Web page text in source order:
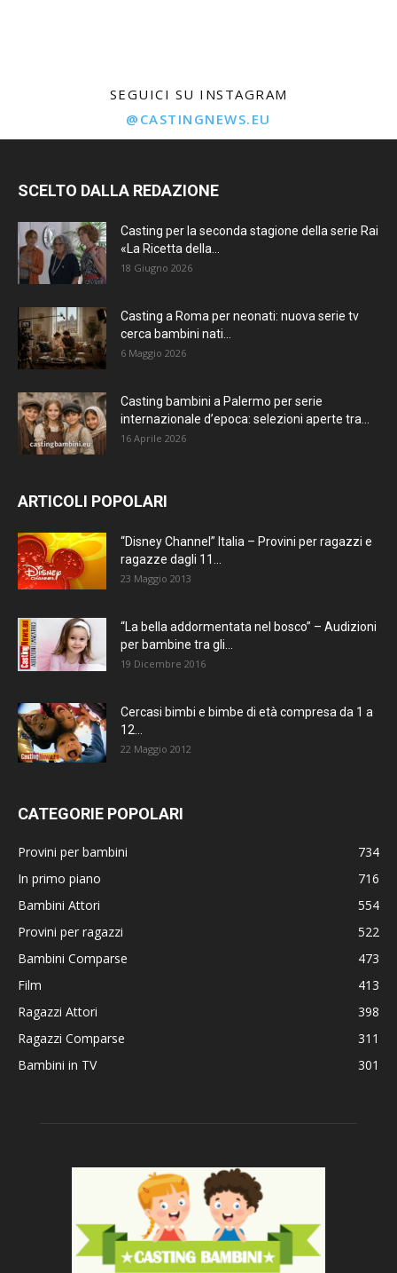
SEGUICI SU INSTAGRAM
@CASTINGNEWS.EU
SCELTO DALLA REDAZIONE
Casting per la seconda stagione della serie Rai
«La Ricetta della...
18 Giugno 2026
Casting a Roma per neonati: nuova serie tv
cerca bambini nati...
6 Maggio 2026
Casting bambini a Palermo per serie
internazionale d’epoca: selezioni aperte tra...
16 Aprile 2026
ARTICOLI POPOLARI
“Disney Channel” Italia – Provini per ragazzi e
ragazze dagli 11...
23 Maggio 2013
“La bella addormentata nel bosco” – Audizioni
per bambine tra gli...
19 Dicembre 2016
Cercasi bimbi e bimbe di età compresa da 1 a
12...
22 Maggio 2012
CATEGORIE POPOLARI
Provini per bambini
734
In primo piano
716
Bambini Attori
554
Provini per ragazzi
522
Bambini Comparse
473
Film
413
Ragazzi Attori
398
Ragazzi Comparse
311
Bambini in TV
301